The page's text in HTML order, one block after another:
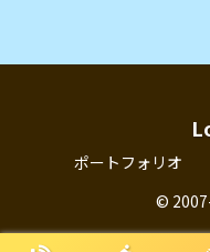
ポートフォリオ
©